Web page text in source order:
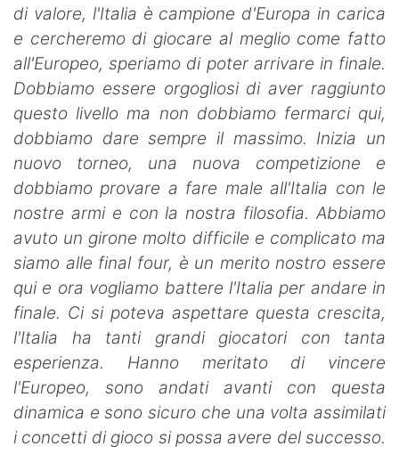
di valore, l'Italia è campione d'Europa in carica
e cercheremo di giocare al meglio come fatto
all'Europeo, speriamo di poter arrivare in finale.
Dobbiamo essere orgogliosi di aver raggiunto
questo livello ma non dobbiamo fermarci qui,
dobbiamo dare sempre il massimo. Inizia un
nuovo torneo, una nuova competizione e
dobbiamo provare a fare male all'Italia con le
nostre armi e con la nostra filosofia. Abbiamo
avuto un girone molto difficile e complicato ma
siamo alle final four, è un merito nostro essere
qui e ora vogliamo battere l'Italia per andare in
finale. Ci si poteva aspettare questa crescita,
l'Italia ha tanti grandi giocatori con tanta
esperienza. Hanno meritato di vincere
l'Europeo, sono andati avanti con questa
dinamica e sono sicuro che una volta assimilati
i concetti di gioco si possa avere del successo.